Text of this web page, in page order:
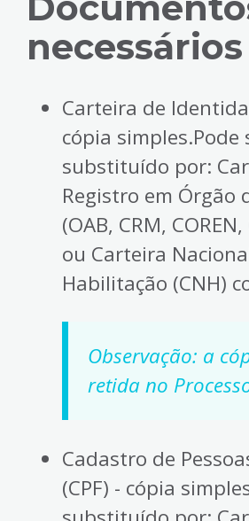
necessários
Carteira de
cópia simples.Pode
substituído por:
Registro em Órgão
(OAB, CRM, COREN,
ou Carteira
Habilitação (CNH)
Observação: a
retida no
Cadastro de
(CPF) - cópia